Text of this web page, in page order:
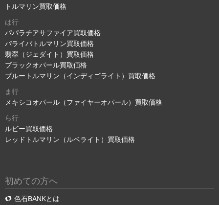
トルマリン買取価格
は行
パパラチアサファイア買取価格
パライバトルマリン買取価格
翡翠（ジェダイト）買取価格
ブラックオパール買取価格
ブルートルマリン（インディゴライト）買取価格
ま行
メキシコオパール（ファイヤーオパール）買取価格
ら行
ルビー買取価格
レッドトルマリン（ルベライト）買取価格
初めての方へ
色石BANKとは